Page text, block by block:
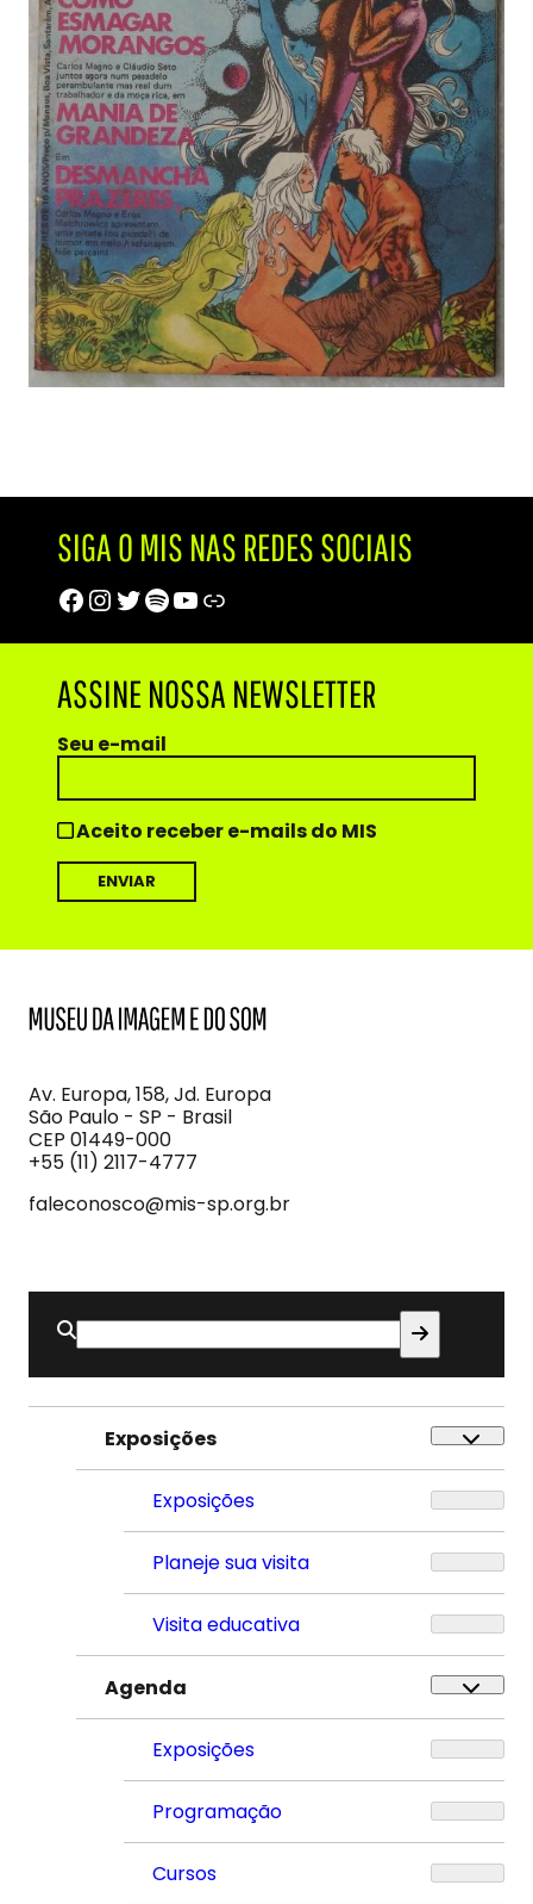
SIGA O MIS NAS REDES SOCIAIS
Facebook
Instagram
Twitter
Spotify
Youtube
Trip Advisor
ASSINE NOSSA NEWSLETTER
Seu e-mail
Aceito receber e-mails do MIS
Imagem
e
do
Som
Av. Europa, 158, Jd. Europa
São Paulo - SP - Brasil
CEP 01449-000
+55 (11) 2117-4777
faleconosco@mis-sp.org.br
Buscar
por:
Exposições
Exposições
Planeje sua visita
Visita educativa
Agenda
Exposições
Programação
Cursos